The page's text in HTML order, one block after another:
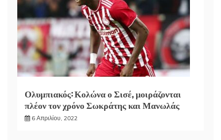
Ολυμπιακός: Κολώνα ο Σισέ, μοιράζονται
πλέον τον χρόνο Σωκράτης και Μανωλάς
6 Απριλίου, 2022